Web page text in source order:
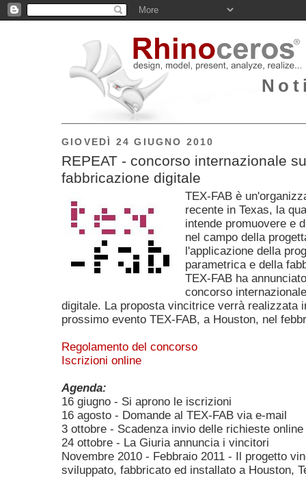
GIOVEDÌ 24 GIUGNO 2010
REPEAT - concorso internazionale
fabbricazione digitale
TEX-FAB è
recente in Texas, la
intende promuovere e
nel campo della
l'applicazione della
parametrica e della
TEX-FAB ha
concorso
digitale. La proposta vincitrice verrà realizzata
prossimo evento TEX-FAB, a Houston, nel
Regolamento del concorso
Iscrizioni online
Agenda:
16 giugno - Si aprono le iscrizioni
16 agosto - Domande al TEX-FAB via e-mail
3 ottobre - Scadenza invio delle richieste
24 ottobre - La Giuria annuncia i vincitori
Novembre 2010 - Febbraio 2011 - Il progetto
sviluppato, fabbricato ed installato a Houston,